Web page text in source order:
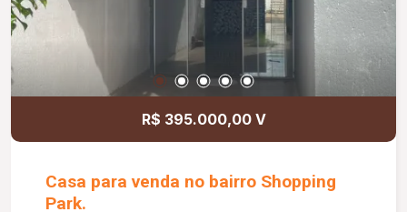
R$ 395.000,00 V
Casa para venda no bairro Shopping
Park.